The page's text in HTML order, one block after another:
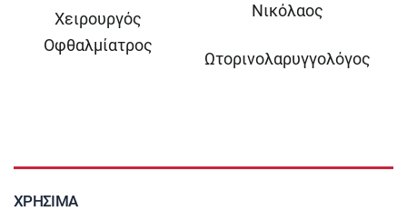
Χειρουργός
Οφθαλμίατρος
Νικόλαος
Ωτορινολαρυγγολόγος
ΧΡΉΣΙΜΑ